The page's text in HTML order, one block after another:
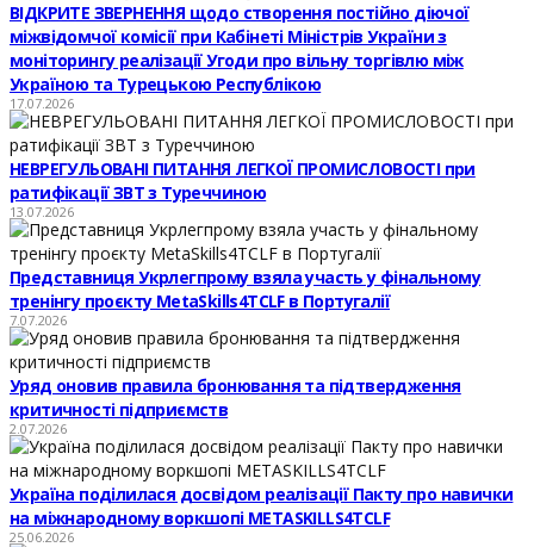
ВІДКРИТЕ ЗВЕРНЕННЯ щодо створення постійно діючої
міжвідомчої комісії при Кабінеті Міністрів України з
моніторингу реалізації Угоди про вільну торгівлю між
Україною та Турецькою Республікою
17.07.2026
НЕВРЕГУЛЬОВАНІ ПИТАННЯ ЛЕГКОЇ ПРОМИСЛОВОСТІ при
ратифікації ЗВТ з Туреччиною
13.07.2026
Представниця Укрлегпрому взяла участь у фінальному
тренінгу проєкту MetaSkills4TCLF в Португалії
7.07.2026
Уряд оновив правила бронювання та підтвердження
критичності підприємств
2.07.2026
Україна поділилася досвідом реалізації Пакту про навички
на міжнародному воркшопі METASKILLS4TCLF
25.06.2026